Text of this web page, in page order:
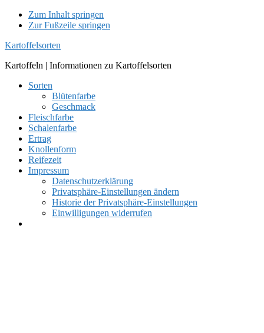
Zum Inhalt springen
Zur Fußzeile springen
Kartoffelsorten
Kartoffeln | Informationen zu Kartoffelsorten
Sorten
Blütenfarbe
Geschmack
Fleischfarbe
Schalenfarbe
Ertrag
Knollenform
Reifezeit
Impressum
Datenschutzerklärung
Privatsphäre-Einstellungen ändern
Historie der Privatsphäre-Einstellungen
Einwilligungen widerrufen